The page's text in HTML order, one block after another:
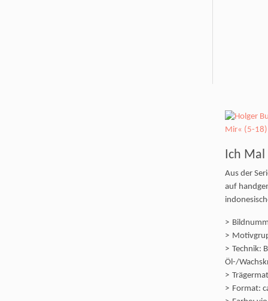
Ich
Aus der
auf
Technik:
Öl-/
Format: